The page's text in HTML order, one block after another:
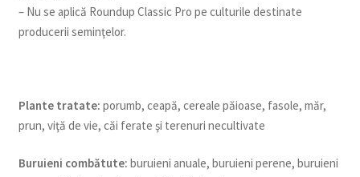
– Nu se aplică Roundup Classic Pro pe culturile destinate
producerii seminţelor.
Plante tratate: porumb, ceapă, cereale păioase, fasole, măr,
prun, viţă de vie, căi ferate şi terenuri necultivate
Buruieni combătute: buruieni anuale, buruieni perene, buruieni